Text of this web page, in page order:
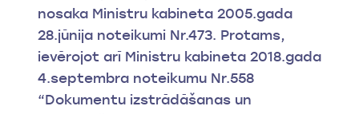
nosaka Ministru kabineta 2005.gada
28.jūnija noteikumi Nr.473. Protams,
ievērojot arī Ministru kabineta 2018.gada
4.septembra noteikumu Nr.558
“Dokumentu izstrādāšanas un